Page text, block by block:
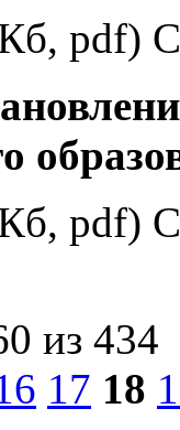
pdf)
pdf)
из 434
17 18